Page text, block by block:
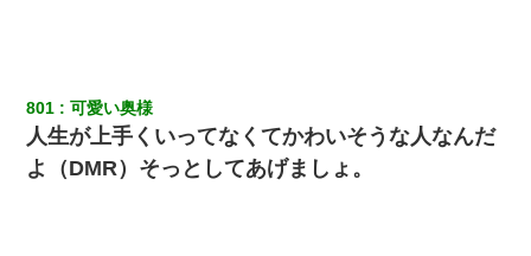
801 可愛い奥様
人生が上手くいってなくてかわいそうな人なんだ
よ（DMR）そっとしてあげましょ。